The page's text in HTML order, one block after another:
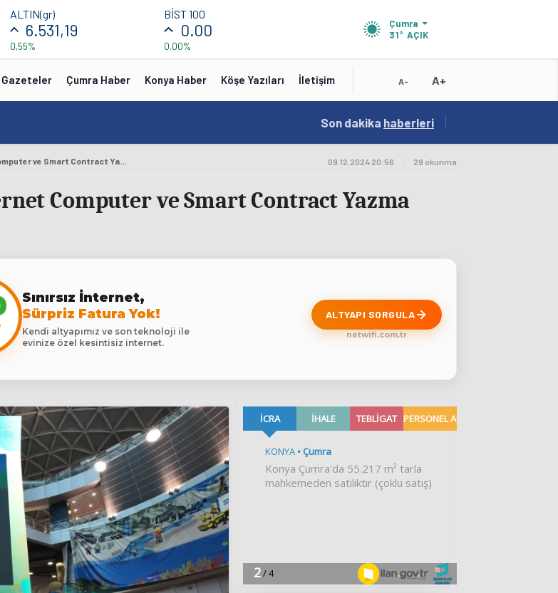
ALTIN(gr)
6.531,19
0,55%
BİST 100
0.00
0.00%
Çumra
31° AÇIK
Gazeteler Çumra Haber Konya Haber Köşe Yazıları İletişim A- A+
19:01 / Konya'nın Zengin Mutfağı GastroFest'te
Son dakika haberleri
Konya Bilim Merkezi'nde Internet Computer ve Smart Contract Yazma Eğitimi Düzenlendi 09.12.2024 20:56 29 okunma
Computer ve Smart Contract Yazma
Sınırsız İnternet,
Sürpriz Fatura Yok!
Kendi altyapımız ve son teknoloji ile
evinize özel kesintisiz internet.
ALTYAPI SORGULA
netwifi.com.tr